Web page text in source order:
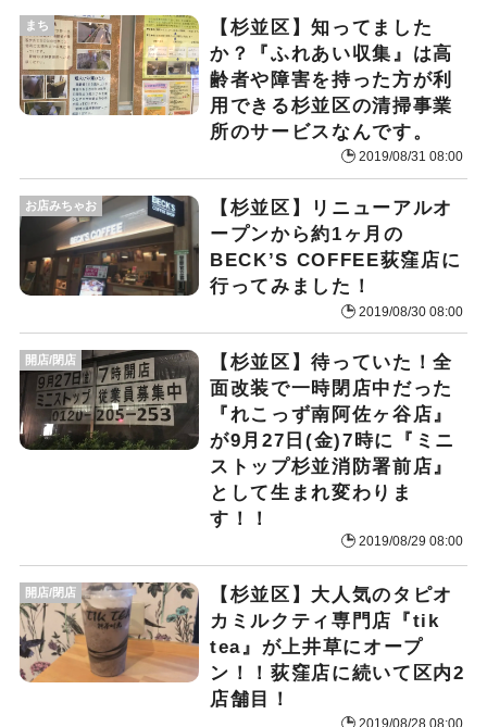
【杉並区】知ってました
か？『ふれあい収集』は高
齢者や障害を持った方が利
用できる杉並区の清掃事業
所のサービスなんです。
2019/08/31 08:00
まち
【杉並区】リニューアルオ
ープンから約1ヶ月の
BECK’S COFFEE荻窪店に
行ってみました！
2019/08/30 08:00
お店みちゃお
【杉並区】待っていた！全
面改装で一時閉店中だった
『れこっず南阿佐ヶ谷店』
が9月27日(金)7時に『ミニ
ストップ杉並消防署前店』
として生まれ変わりま
す！！
2019/08/29 08:00
開店/閉店
【杉並区】大人気のタピオ
カミルクティ専門店『tik
tea』が上井草にオープ
ン！！荻窪店に続いて区内2
店舗目！
2019/08/28 08:00
開店/閉店